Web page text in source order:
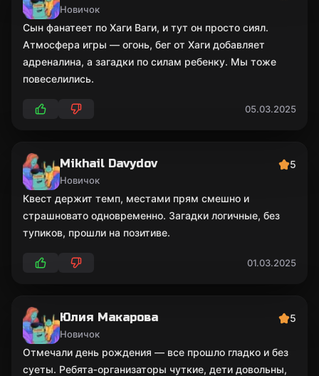
Новичок
Сын фанатеет по Хаги Ваги, и тут он просто сиял.
Атмосфера игры — огонь, бег от Хаги добавляет
адреналина, а загадки по силам ребенку. Мы тоже
повеселились.
05.03.2025
Mikhail Davydov
Новичок
5
Квест держит темп, местами прям смешно и
страшновато одновременно. Загадки логичные, без
тупиков, прошли на позитиве.
01.03.2025
Юлия Макарова
Новичок
5
Отмечали день рождения — все прошло гладко и без
суеты. Ребята‑организаторы чуткие, дети довольны,